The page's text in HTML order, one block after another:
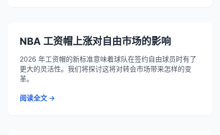
NBA 工资帽上涨对自由市场的影响
2026 年工资帽的新标准意味着球队在签约自由球员时有了
更大的灵活性。我们将探讨这将对转会市场带来怎样的变
革。
阅读全文 →